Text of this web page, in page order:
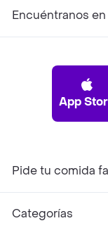
Encuéntranos
App
Pide tu comida
Categorías